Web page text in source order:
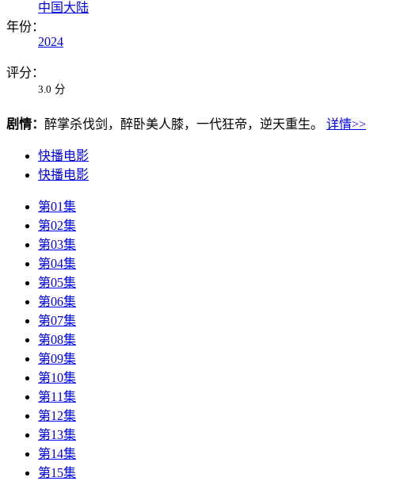
中国大陆
年份：
2024
评分：
3.0 分
剧情： 醉掌杀伐剑，醉卧美人膝，一代狂帝，逆天重生。 详情>>
快播电影
快播电影
第01集
第02集
第03集
第04集
第05集
第06集
第07集
第08集
第09集
第10集
第11集
第12集
第13集
第14集
第15集